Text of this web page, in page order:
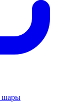
шары